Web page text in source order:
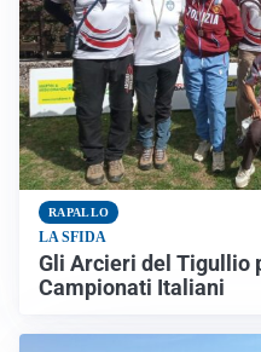
RAPALLO
LA SFIDA
Gli Arcieri del Tigullio
Campionati Italiani